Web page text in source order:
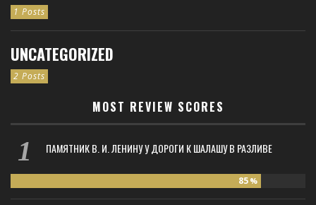
1 Posts
UNCATEGORIZED
2 Posts
MOST REVIEW SCORES
ПАМЯТНИК В. И. ЛЕНИНУ У ДОРОГИ К ШАЛАШУ В РАЗЛИВЕ
85 %